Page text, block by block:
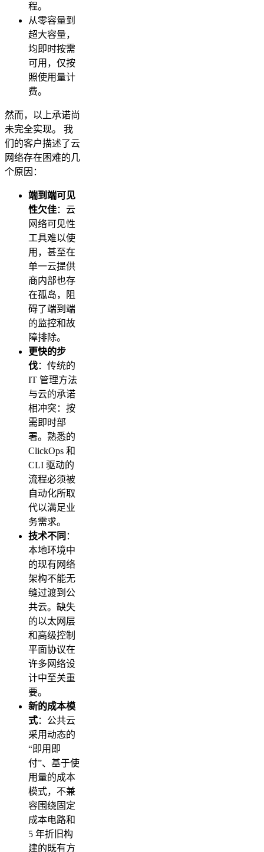
程。
从零容量到
超大容量，
均即时按需
可用，仅按
照使用量计
费。
然而，以上承诺尚
未完全实现。 我
们的客户描述了云
网络存在困难的几
个原因：
端到端可见
性欠佳：云
网络可见性
工具难以使
用，甚至在
单一云提供
商内部也存
在孤岛，阻
碍了端到端
的监控和故
障排除。
更快的步
伐：传统的
IT 管理方法
与云的承诺
相冲突：按
需即时部
署。熟悉的
ClickOps 和
CLI 驱动的
流程必须被
自动化所取
代以满足业
务需求。
技术不同 ：
本地环境中
的现有网络
架构不能无
缝过渡到公
共云。缺失
的以太网层
和高级控制
平面协议在
许多网络设
计中至关重
要。
新的成本模
式：公共云
采用动态的
“即用即
付”、基于使
用量的成本
模式，不兼
容围绕固定
成本电路和
5 年折旧构
建的既有方